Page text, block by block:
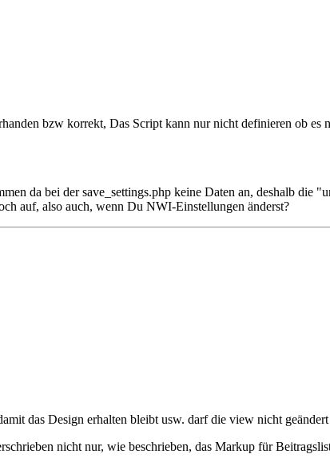
bzw korrekt, Das Script kann nur nicht definieren ob
da bei der save_settings.php keine Daten an, deshalb die
auf, also auch, wenn Du NWI-Einstellungen änderst?
das Design erhalten bleibt usw. darf die view nicht
nicht nur, wie beschrieben, das Markup für